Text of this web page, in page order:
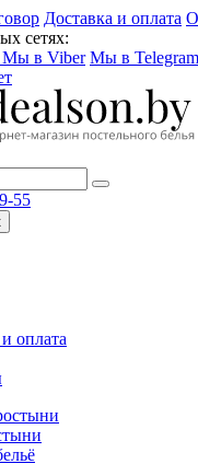
Доставка и оплата
сетях:
Мы в Viber Мы в Telegram
55
оплата